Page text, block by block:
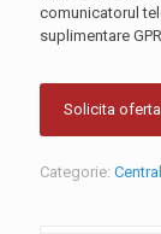
comunicatorul
suplimentare
Solicita oferta
Categorie: